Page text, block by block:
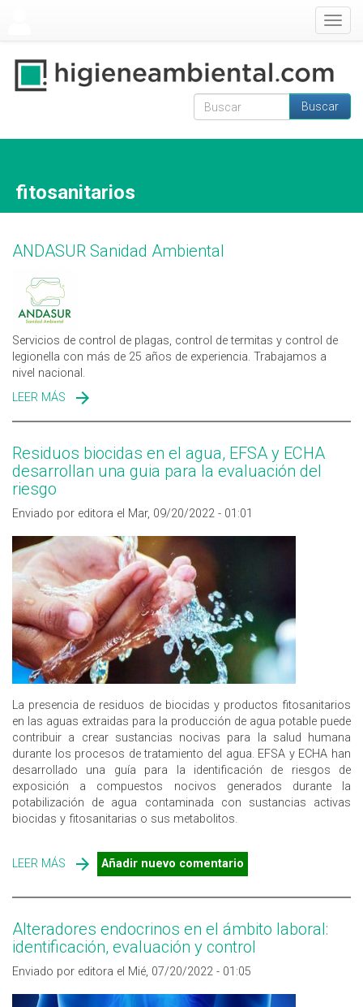
Formulario de
Buscar
fitosanitarios
ANDASUR Sanidad Ambiental
Servicios de control de plagas, control de termitas y control de
legionella con más de 25 años de experiencia. Trabajamos a
nivel nacional.
LEER MÁS SOBRE ANDASUR SANIDAD AMBIENTAL
Residuos biocidas en el agua, EFSA y ECHA
desarrollan una guia para la evaluación del
riesgo
Enviado por editora el Mar, 09/20/2022 - 01:01
La presencia de residuos de biocidas y productos fitosanitarios
en las aguas extraidas para la producción de agua potable puede
contribuir a crear sustancias nocivas para la salud humana
durante los procesos de tratamiento del agua. EFSA y ECHA han
desarrollado una guía para la identificación de riesgos de
exposición a compuestos nocivos generados durante la
potabilización de agua contaminada con sustancias activas
biocidas y fitosanitarias o sus metabolitos.
LEER MÁS SOBRE RESIDUOS BIOCIDAS EN EL AGUA, EFSA Y ECHA
DESARROLLAN UNA GUIA PARA LA EVALUACIÓN DEL
RIESGO
Añadir nuevo comentario
Alteradores endocrinos en el ámbito laboral:
identificación, evaluación y control
Enviado por editora el Mié, 07/20/2022 - 01:05